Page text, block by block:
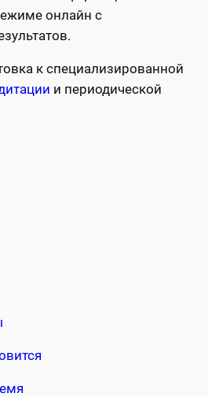
онлайн с
к специализированной
и периодической